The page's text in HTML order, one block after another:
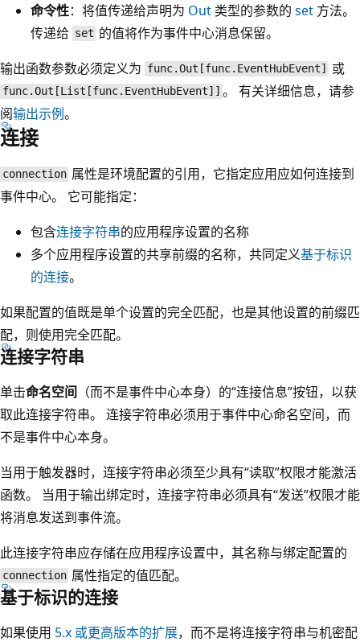
命令性：将值传递给声明为 Out 类型的参数的 set 方法。
传递给 set 的值将作为事件中心消息保留。
输出函数参数必须定义为 func.Out[func.EventHubEvent] 或
func.Out[List[func.EventHubEvent]] 。 有关详细信息，请参
阅输出示例。
连接
connection 属性是环境配置的引用，它指定应用应如何连接到
事件中心。 它可能指定：
包含连接字符串的应用程序设置的名称
多个应用程序设置的共享前缀的名称，共同定义基于标识
的连接。
如果配置的值既是单个设置的完全匹配，也是其他设置的前缀匹
配，则使用完全匹配。
连接字符串
单击命名空间 （而不是事件中心本身）的“连接信息”按钮，以获
取此连接字符串。 连接字符串必须用于事件中心命名空间，而
不是事件中心本身。
当用于触发器时，连接字符串必须至少具有“读取”权限才能激活
函数。 当用于输出绑定时，连接字符串必须具有“发送”权限才能
将消息发送到事件流。
此连接字符串应存储在应用程序设置中，其名称与绑定配置的
connection 属性指定的值匹配。
基于标识的连接
如果使用 5.x 或更高版本的扩展，而不是将连接字符串与机密配